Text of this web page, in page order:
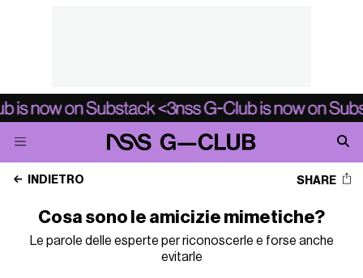
INDIETRO SHARE
Cosa sono le amicizie mimetiche?
Le parole delle esperte per riconoscerle e forse anche
evitarle